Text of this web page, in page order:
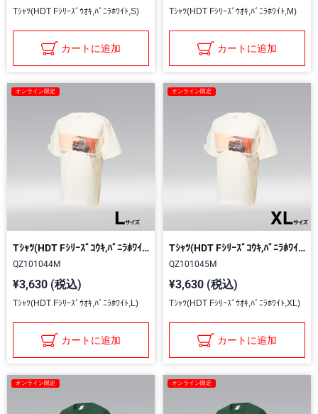
Tｼｬﾂ(HDT Fｼﾘｰｽﾞｳｵｷ,ﾊﾞﾆﾗﾎﾜｲﾄ,S)
カートに追加
Tｼｬﾂ(HDT Fｼﾘｰｽﾞｳｵｷ,ﾊﾞﾆﾗﾎﾜｲﾄ,M)
カートに追加
オンライン限定
Tｼｬﾂ(HDT Fｼﾘｰｽﾞｺｳｷ,ﾊﾞﾆﾗﾎﾜｲﾄ,L)
QZ101044M
¥3,630 (税込)
Tｼｬﾂ(HDT Fｼﾘｰｽﾞｳｵｷ,ﾊﾞﾆﾗﾎﾜｲﾄ,L)
カートに追加
オンライン限定
Tｼｬﾂ(HDT Fｼﾘｰｽﾞｺｳｷ,ﾊﾞﾆﾗﾎﾜｲﾄ,XL)
QZ101045M
¥3,630 (税込)
Tｼｬﾂ(HDT Fｼﾘｰｽﾞｳｵｷ,ﾊﾞﾆﾗﾎﾜｲﾄ,XL)
カートに追加
オンライン限定 オンライン限定